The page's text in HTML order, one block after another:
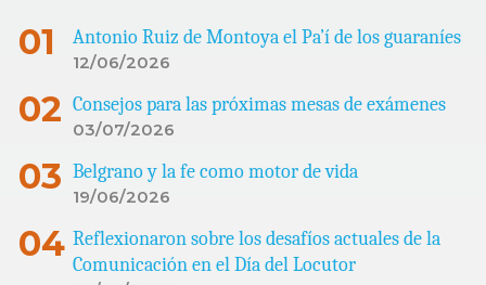
Antonio Ruiz de Montoya el Pa’í de los guaraníes
12/06/2026
Consejos para las próximas mesas de exámenes
03/07/2026
Belgrano y la fe como motor de vida
19/06/2026
Reflexionaron sobre los desafíos actuales de la
Comunicación en el Día del Locutor